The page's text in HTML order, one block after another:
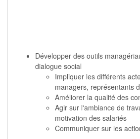
Développer des outils
dialogue social
Impliquer les différents
managers, représentants
Améliorer la qualité des
Agir sur l'ambiance de
motivation des salariés
Communiquer sur les